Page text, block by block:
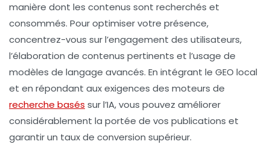
manière dont les contenus sont recherchés et
consommés. Pour optimiser votre présence,
concentrez-vous sur l’engagement des utilisateurs,
l’élaboration de contenus pertinents et l’usage de
modèles de langage avancés. En intégrant le GEO local
et en répondant aux exigences des moteurs de
recherche basés sur l’IA, vous pouvez améliorer
considérablement la portée de vos publications et
garantir un taux de conversion supérieur.